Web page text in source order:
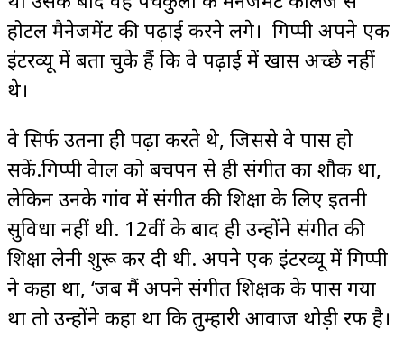
होटल मैनेजमेंट की पढ़ाई करने लगे। गिप्पी अपने एक
इंटरव्यू में बता चुके हैं कि वे पढ़ाई में खास अच्छे नहीं
थे।
वे सिर्फ उतना ही पढ़ा करते थे, जिससे वे पास हो
सकें.गिप्पी ग्रेवाल को बचपन से ही संगीत का शौक था,
लेकिन उनके गांव में संगीत की शिक्षा के लिए इतनी
सुविधा नहीं थी. 12वीं के बाद ही उन्होंने संगीत की
शिक्षा लेनी शुरू कर दी थी. अपने एक इंटरव्यू में गिप्पी
ने कहा था, ‘जब मैं अपने ​संगीत शिक्षक के पास गया
था तो उन्होंने कहा था कि तुम्हारी आवाज थोड़ी रफ है।